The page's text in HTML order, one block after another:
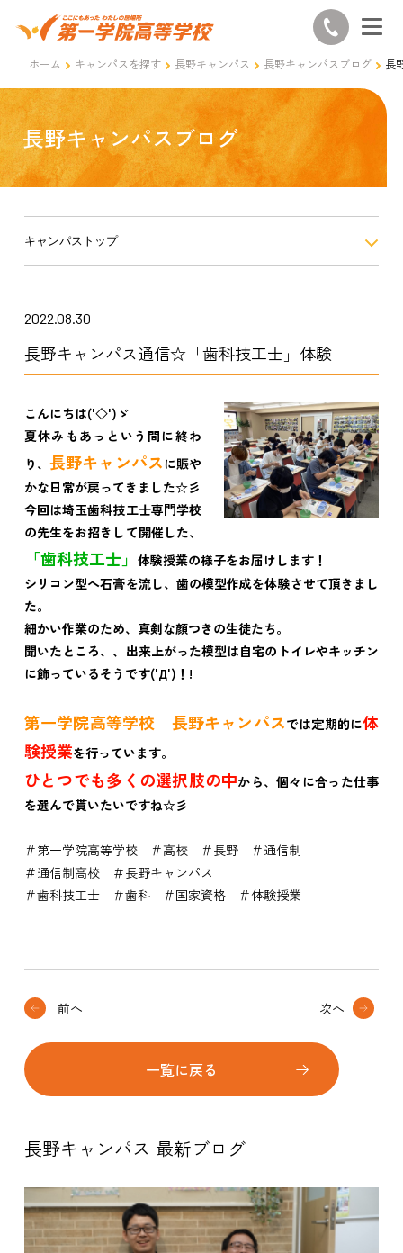
ホーム キャンパスを探す 長野キャンパス 長野キャンパスブログ 長
長野キャンパスブログ
キャンパストップ
2022.08.30
長野キャンパス通信☆「歯科技工士」体験
こんにちは('◇')ゞ
夏休みもあっという間に終わ
り、長野キャンパス に賑や
かな日常が戻ってきました☆彡
今回は埼玉歯科技工士専門学校
の先生をお招きして開催した、
「歯科技工士」 体験授業の様子をお届けします！
シリコン型へ石膏を流し、歯の模型作成を体験させて頂きまし
た。
細かい作業のため、真剣な顔つきの生徒たち。
聞いたところ、、出来上がった模型は自宅のトイレやキッチン
に飾っているそうです('Д')！!
第一学院高等学校 長野キャンパスでは定期的に体
験授業を行っています。
ひとつでも多くの選択肢の中から、個々に合った仕事
を選んで貰いたいですね☆彡
＃第一学院高等学校 ＃高校 ＃長野 ＃通信制
＃通信制高校 ＃長野キャンパス
＃歯科技工士 ＃歯科 ＃国家資格 ＃体験授業
前へ
一覧に戻る
次へ
長野キャンパス 最新ブログ